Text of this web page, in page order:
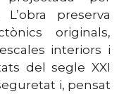
preserva
originals,
interiors i
del segle XXI
i, pensat